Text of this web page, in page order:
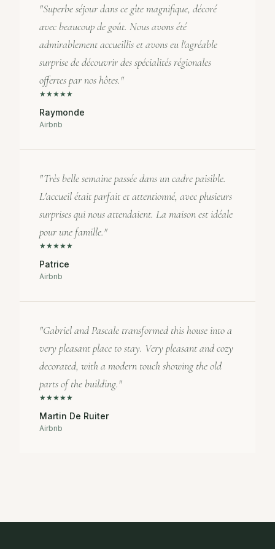
"Superbe séjour dans ce gîte magnifique, décoré
avec beaucoup de goût. Nous avons été
admirablement accueillis et avons eu l'agréable
surprise de découvrir des spécialités régionales
offertes par nos hôtes."
★★★★★
Raymonde
Airbnb
"Très belle semaine passée dans un cadre paisible.
L'accueil était parfait et attentionné, avec plusieurs
surprises qui nous attendaient. La maison est idéale
pour une famille."
★★★★★
Patrice
Airbnb
"Gabriel and Pascale transformed this house into a
very pleasant place to stay. Very pleasant and cozy
decorated, with a modern touch showing the old
parts of the building."
★★★★★
Martin De Ruiter
Airbnb